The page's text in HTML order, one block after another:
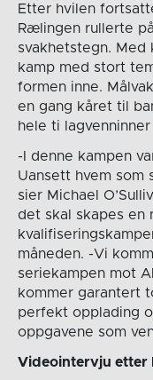
Etter hvilen
Rælingen rullerte
svakhetstegn. Med
kamp med stort
formen inne.
en gang kåret til
hele ti
-I denne kampen
Uansett hvem som
sier Michael
det skal skapes
måneden. -Vi
seriekampen mot
kommer garantert
perfekt opplading
oppgavene som
Videointervju etter